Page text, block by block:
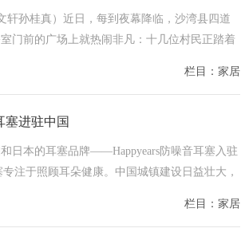
轩孙桂真）近日，每到夜幕降临，沙湾县四道
门前的广场上就热闹非凡：十几位村民正踏着
栏目：家居
塞进驻中国
日本的耳塞品牌——Happyears防噪音耳塞入驻
专注于照顾耳朵健康。中国城镇建设日益壮大，
栏目：家居